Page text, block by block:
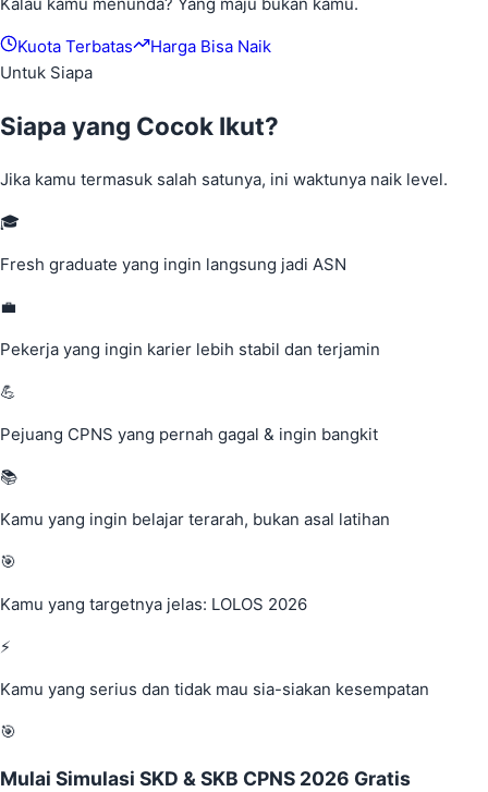
Kalau kamu menunda? Yang maju bukan kamu.
Kuota Terbatas
Harga Bisa Naik
Untuk Siapa
Siapa yang Cocok Ikut?
Jika kamu termasuk salah satunya, ini waktunya naik level.
🎓
Fresh graduate yang ingin langsung jadi ASN
💼
Pekerja yang ingin karier lebih stabil dan terjamin
💪
Pejuang CPNS yang pernah gagal & ingin bangkit
📚
Kamu yang ingin belajar terarah, bukan asal latihan
🎯
Kamu yang targetnya jelas: LOLOS 2026
⚡
Kamu yang serius dan tidak mau sia-siakan kesempatan
🎯
Mulai Simulasi SKD & SKB CPNS 2026 Gratis